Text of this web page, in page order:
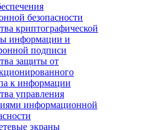
безопасности
криптографической
информации и
подписи
защиты от
к информации
управления
информационной
экраны